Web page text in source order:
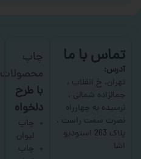
تماس با ما
آدرس:
تهران، خ انقلاب ،
جمالزاده شمالی ،
نرسیده به چهارراه
نصرت سمت راست ،
پلاک 263 استودیو
اشا
چاپ
محصولات
با طرح
دلخواه
چاپ
لیوان
چاپ